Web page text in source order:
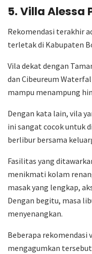
5. Villa Alessa
Rekomendasi terakhir
terletak di Kabupaten
Vila dekat dengan
dan Cibeureum
mampu menampung
Dengan kata lain, vila
ini sangat cocok untuk
berlibur bersama
Fasilitas yang
menikmati kolam
masak yang lengkap,
Dengan begitu, masa
menyenangkan.
Beberapa rekomendasi
mengagumkan